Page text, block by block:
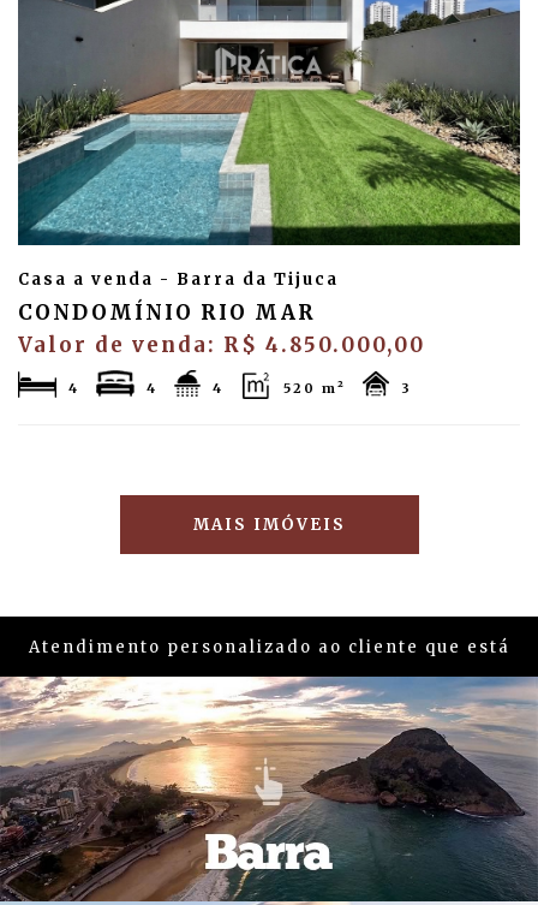
Casa a venda - Barra da Tijuca
CONDOMÍNIO RIO MAR
Valor de venda: R$ 4.850.000,00
4 4 4 520 m² 3
MAIS IMÓVEIS
Atendimento personalizado ao cliente que está
em busca de um imóvel na região daBarra e
Recreio